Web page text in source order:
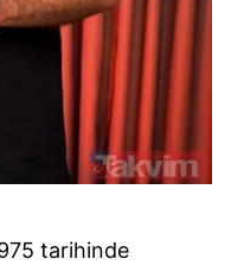
tarihinde